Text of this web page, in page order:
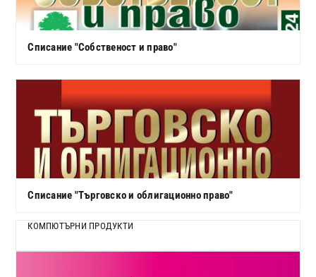
Списание "Собственост и право"
Списание "Търговско и облигационно право"
КОМПЮТЪРНИ ПРОДУКТИ